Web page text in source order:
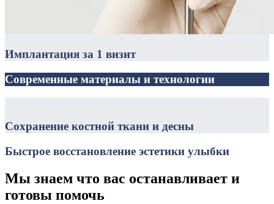
Имплантация за 1 визит
Современные материалы и технологии
Сохранение костной ткани и десны
Быстрое восстановление эстетики улыбки
Мы знаем что вас останавливает и
готовы помочь